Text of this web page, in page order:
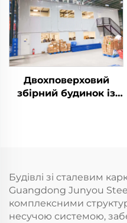
Двохповерховий
збірний будинок із
Будівлі зі сталевим
Guangdong Junyou
комплексними
несучою системою,